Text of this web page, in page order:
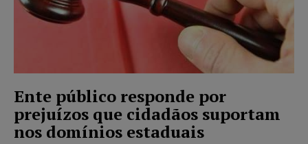
Ente público responde por
prejuízos que cidadãos suportam
nos domínios estaduais